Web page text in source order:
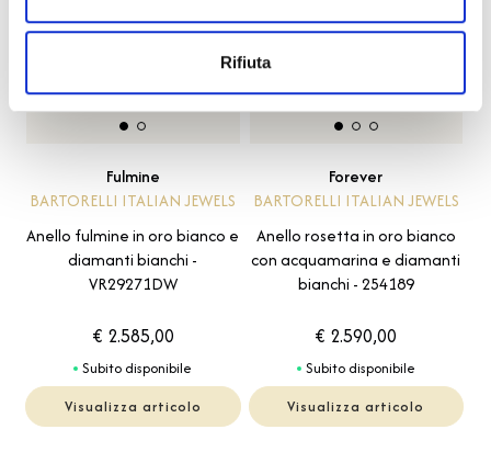
Rifiuta
Fulmine
BARTORELLI ITALIAN JEWELS
Anello fulmine in oro bianco e
diamanti bianchi -
VR29271DW
€ 2.585,00
Subito disponibile
Visualizza articolo
Forever
BARTORELLI ITALIAN JEWELS
Anello rosetta in oro bianco
con acquamarina e diamanti
bianchi - 254189
€ 2.590,00
Subito disponibile
Visualizza articolo